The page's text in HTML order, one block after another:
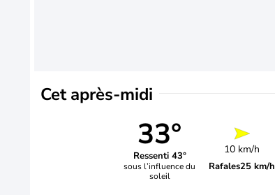
Cet après-midi
33°
Ressenti 43°
sous l’influence du
soleil
10 km/h
Rafales25 km/h